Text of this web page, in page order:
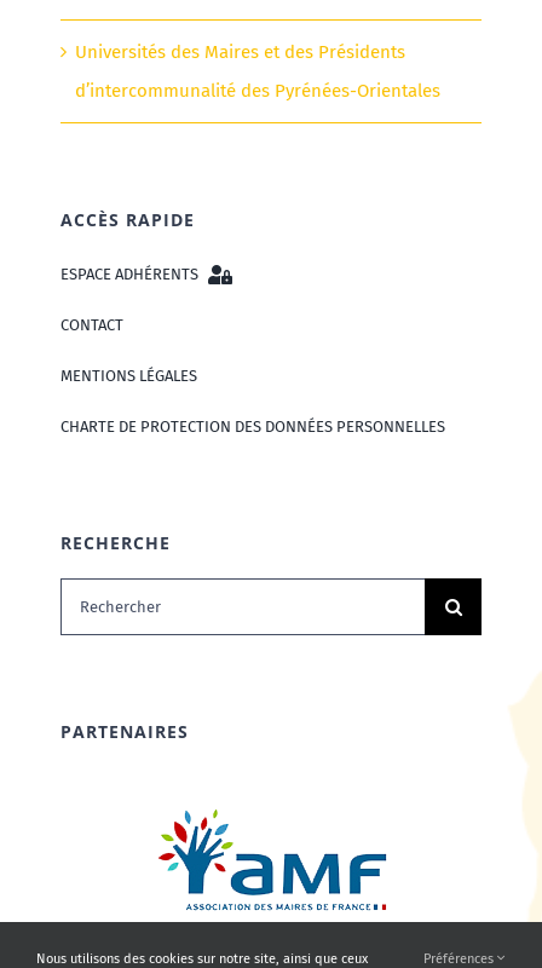
Universités des Maires et des Présidents
d’intercommunalité des Pyrénées-Orientales
ACCÈS RAPIDE
ESPACE ADHÉRENTS
CONTACT
MENTIONS LÉGALES
CHARTE DE PROTECTION DES DONNÉES PERSONNELLES
RECHERCHE
Rechercher:
PARTENAIRES
Nous utilisons des cookies sur notre site, ainsi que ceux Préférences